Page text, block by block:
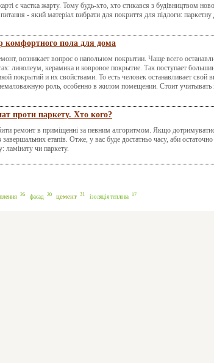
є частка жарту. Тому будь-хто, хто стикався з будівництвом
- який матеріал вибрати для покриття для підлоги:
комфортного пола для дома
возникает вопрос о напольном покрытии. Чаще всего
линолеум, керамика и ковровое покрытие. Так поступает
покрытий и их свойствами. То есть человек останавливает
роль, особенно в жилом помещении. Стоит учитывать
проти паркету. Хто кого?
ремонт в приміщенні за певним алгоритмом. Якщо
завершальних етапів. Отже, у вас буде достатньо часу, аби
ламінату чи паркету.
26 фасад 20 цемент 31 ізоляція теплова 17